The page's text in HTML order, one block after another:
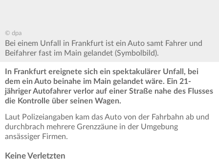
© dpa
Bei einem Unfall in Frankfurt ist ein Auto samt Fahrer und
Beifahrer fast im Main gelandet (Symbolbild).
In Frankfurt ereignete sich ein spektakulärer Unfall, bei
dem ein Auto beinahe im Main gelandet wäre. Ein 21-
jähriger Autofahrer verlor auf einer Straße nahe des Flusses
die Kontrolle über seinen Wagen.
Laut Polizeiangaben kam das Auto von der Fahrbahn ab und
durchbrach mehrere Grenzzäune in der Umgebung
ansässiger Firmen.
Keine Verletzten